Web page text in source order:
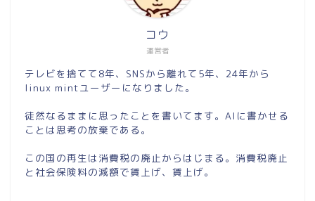
運営者
コウ
テレビを捨てて8年、SNSから離れて5年、24年から
linux mintユーザーになりました。
徒然なるままに思ったことを書いてます。AIに書かせる
ことは思考の放棄である。
この国の再生は消費税の廃止からはじまる。消費税廃止
と社会保険料の減額で賃上げ、賃上げ。